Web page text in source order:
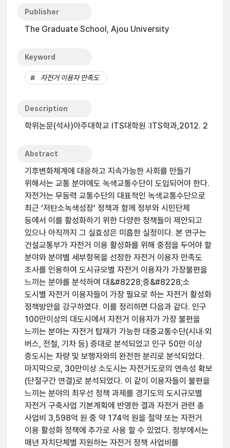
Publisher
The Graduate School, Ajou University
Keyword
자전거 이용자 만족도
Description
학위논문(석사)아주대학교 ITS대학원 :ITS학과,2012. 2
Abstract
기후변화체계에 대응하고 지속가능한 사회를 만들기
위해서는 교통 분야에도 녹색교통수단이 도입되어야 한다.
자전거는 무동력 교통수단의 대표적인 녹색교통수단으로
최근 ‘저탄소녹색성장’ 정책과 함께 정부와 시민단체
등에서 이를 활성화하기 위한 다양한 정책들이 제안되고
있으나 아직까지 그 실효성은 미흡한 실정이다. 본 연구는
건설교통부가 자전거 이용 활성화를 위해 중점을 두어야 할
분야와 분야별 세부항목을 선정한 자전거 이용자 만족도
조사를 인용하여 도시규모별 자전거 이용자가 가장불편을
느끼는 분야를 분석하여 대&#8228;중&#8228;소
도시별 자전거 이용자들이 가장 필요로 하는 자전거 활성화
정책방안을 강구하였다. 이를 정리하면 다음과 같다. 인구
100만이상의 대도시에서 자전거 이용자가 가장 불편을
느끼는 분야는 자전거 탑재가 가능한 대중교통수단(시내·외
버스, 전철, 기차 등) 증대로 분석되었고 인구 50만 이상
중도시는 차량 및 보행자와의 완전한 분리로 분석되었다.
마지막으로, 30만이상 소도시는 자전거도로의 연속성 확보
(단절구간 연결)로 분석되었다. 이 같이 이용자들이 불편을
느끼는 분야의 최우선 정책 과제를 경기도의 도시규모별
자전거 구축사업 기본계획에 반영한 결과 자전거 관련 총
사업비 3,598억 원 중 약 174억 원을 절약 또는 자전거
이용 활성화 정책에 추가로 사용 할 수 있었다. 정부에서는
매년 자치단체별 지원하는 자전거 정책 사업비를